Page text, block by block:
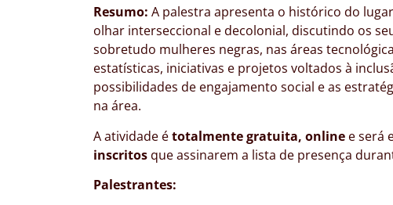
Resumo: A palestra apresenta o histórico do
olhar interseccional e decolonial, discutindo os
sobretudo mulheres negras, nas áreas
estatísticas, iniciativas e projetos voltados à
possibilidades de engajamento social e as
na área.
A atividade étotalmente gratuita, online e será
inscritos que assinarem a lista de presença
Palestrantes: